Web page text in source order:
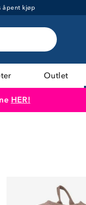
åpent kjøp
Outlet
HER!